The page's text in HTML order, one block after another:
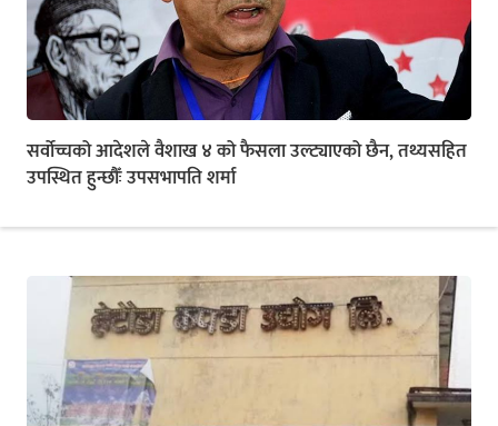
सर्वोच्चको आदेशले वैशाख ४ को फैसला उल्ट्याएको छैन, तथ्यसहित
उपस्थित हुन्छौँः उपसभापति शर्मा